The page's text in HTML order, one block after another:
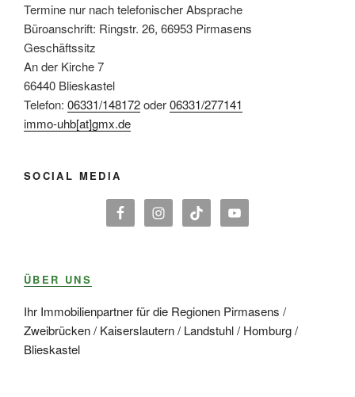
Termine nur nach telefonischer Absprache
Büroanschrift: Ringstr. 26, 66953 Pirmasens
Geschäftssitz
An der Kirche 7
66440 Blieskastel
Telefon: 06331/148172oder06331/277141
immo-uhb[at]gmx.de
SOCIAL MEDIA
ÜBER UNS
Ihr Immobilienpartner für die Regionen Pirmasens /
Zweibrücken / Kaiserslautern / Landstuhl / Homburg /
Blieskastel